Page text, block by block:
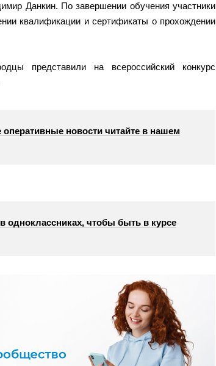
Данкин. По завершении обучения участники
квалификации и сертификаты о прохождении
представили на всероссийский конкурс
новости читайте в нашем
одноклассниках, чтобы быть в курсе